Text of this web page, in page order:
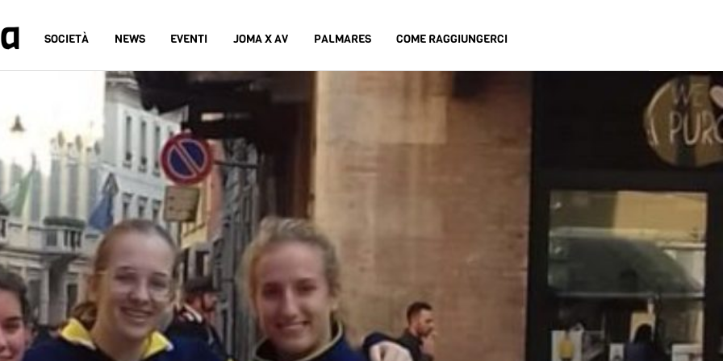
SOCIETÀ NEWS EVENTI JOMA X AV PALMARES COME RAGGIUNGERCI